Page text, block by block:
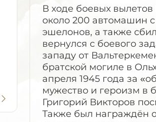
В ходе боевых
около 200 автомашин
эшелонов, а также
вернулся с боевого
западу от
братской могиле в
апреля 1945 года за
мужество и героизм в
Григорий Викторов
Также был награждён